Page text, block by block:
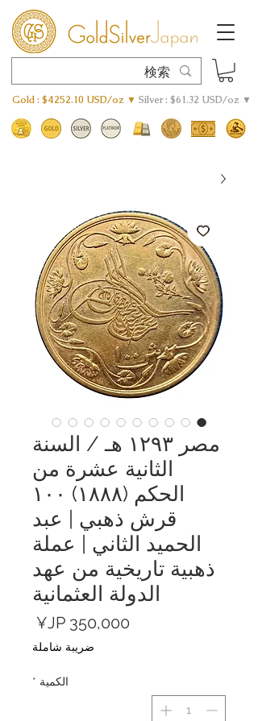
Gold : $4252.10 USD/oz ▼ Silver : $61.32 USD/oz ▼
مصر ١٢٩٣ هـ / السنة
الثانية عشرة من
الحكم (١٨٨٨) ١٠٠
قرش ذهبي | عبد
الحميد الثاني | عملة
ذهبية تاريخية من عهد
الدولة العثمانية
ضريبة شاملة
الكمية *